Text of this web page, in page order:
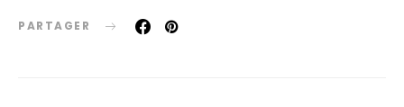
PARTAGER